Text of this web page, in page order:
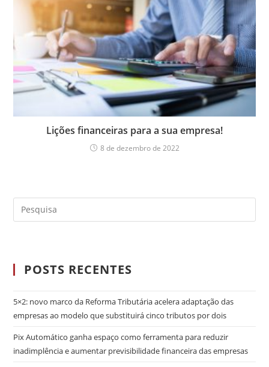
Lições financeiras para a sua empresa!
8 de dezembro de 2022
POSTS RECENTES
5×2: novo marco da Reforma Tributária acelera adaptação das
empresas ao modelo que substituirá cinco tributos por dois
Pix Automático ganha espaço como ferramenta para reduzir
inadimplência e aumentar previsibilidade financeira das empresas